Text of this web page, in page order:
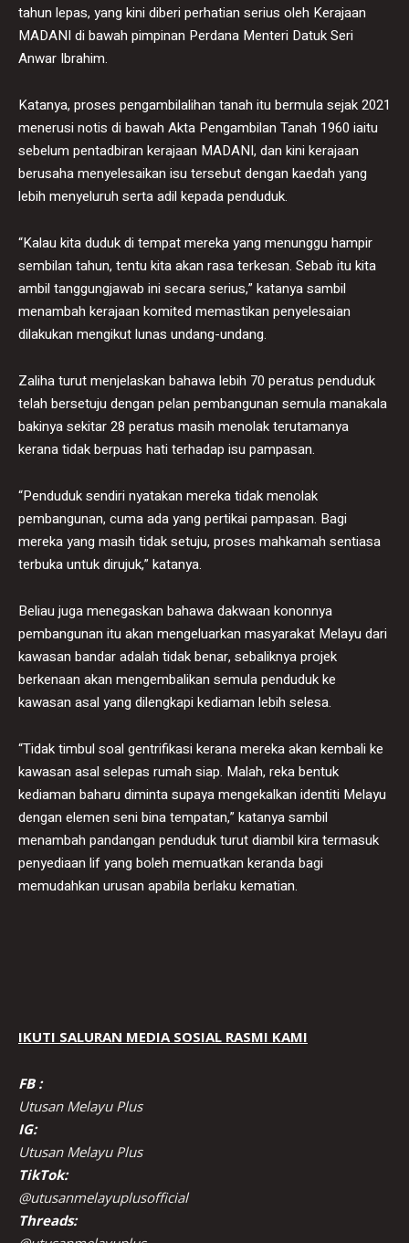
tahun lepas, yang kini diberi perhatian serius oleh Kerajaan
MADANI di bawah pimpinan Perdana Menteri Datuk Seri
Anwar Ibrahim.
Katanya, proses pengambilalihan tanah itu bermula sejak 2021
menerusi notis di bawah Akta Pengambilan Tanah 1960 iaitu
sebelum pentadbiran kerajaan MADANI, dan kini kerajaan
berusaha menyelesaikan isu tersebut dengan kaedah yang
lebih menyeluruh serta adil kepada penduduk.
“Kalau kita duduk di tempat mereka yang menunggu hampir
sembilan tahun, tentu kita akan rasa terkesan. Sebab itu kita
ambil tanggungjawab ini secara serius,” katanya sambil
menambah kerajaan komited memastikan penyelesaian
dilakukan mengikut lunas undang-undang.
Zaliha turut menjelaskan bahawa lebih 70 peratus penduduk
telah bersetuju dengan pelan pembangunan semula manakala
bakinya sekitar 28 peratus masih menolak terutamanya
kerana tidak berpuas hati terhadap isu pampasan.
“Penduduk sendiri nyatakan mereka tidak menolak
pembangunan, cuma ada yang pertikai pampasan. Bagi
mereka yang masih tidak setuju, proses mahkamah sentiasa
terbuka untuk dirujuk,” katanya.
Beliau juga menegaskan bahawa dakwaan kononnya
pembangunan itu akan mengeluarkan masyarakat Melayu dari
kawasan bandar adalah tidak benar, sebaliknya projek
berkenaan akan mengembalikan semula penduduk ke
kawasan asal yang dilengkapi kediaman lebih selesa.
“Tidak timbul soal gentrifikasi kerana mereka akan kembali ke
kawasan asal selepas rumah siap. Malah, reka bentuk
kediaman baharu diminta supaya mengekalkan identiti Melayu
dengan elemen seni bina tempatan,” katanya sambil
menambah pandangan penduduk turut diambil kira termasuk
penyediaan lif yang boleh memuatkan keranda bagi
memudahkan urusan apabila berlaku kematian.
IKUTI SALURAN MEDIA SOSIAL RASMI KAMI
FB :
Utusan Melayu Plus
IG:
Utusan Melayu Plus
TikTok:
@utusanmelayuplusofficial
Threads: